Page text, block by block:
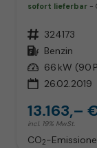
sofort lieferbar
Fahrzeugnr. 324173
Kraftstoff Benzin
Leistung 66 kW (90
26.02.2019
13.163,–
incl. 19% MwSt.
CO2-